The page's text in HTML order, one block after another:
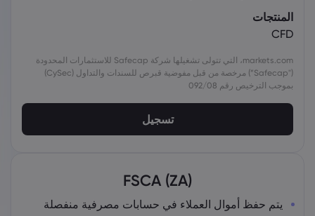
المنتجات
CFD
markets.com، التي تتولى تشغيلها شركة Safecap للاستثمارات المحدودة
("Safecap”) مرخصة من قبل مفوضية قبرص للسندات والتداول (CySec)
بموجب الترخيص رقم 092/08
تسجيل
FSCA (ZA)
يتم حفظ أموال العملاء في حسابات مصرفية منفصلة